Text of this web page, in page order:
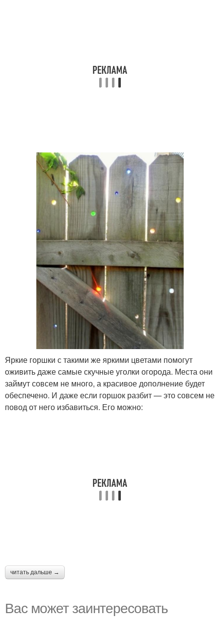
Яркие горшки с такими же яркими цветами помогут
оживить даже самые скучные уголки огорода. Места они
займут совсем не много, а красивое дополнение будет
обеспечено. И даже если горшок разбит — это совсем не
повод от него избавиться. Его можно:
читать дальше →
Вас может заинтересовать